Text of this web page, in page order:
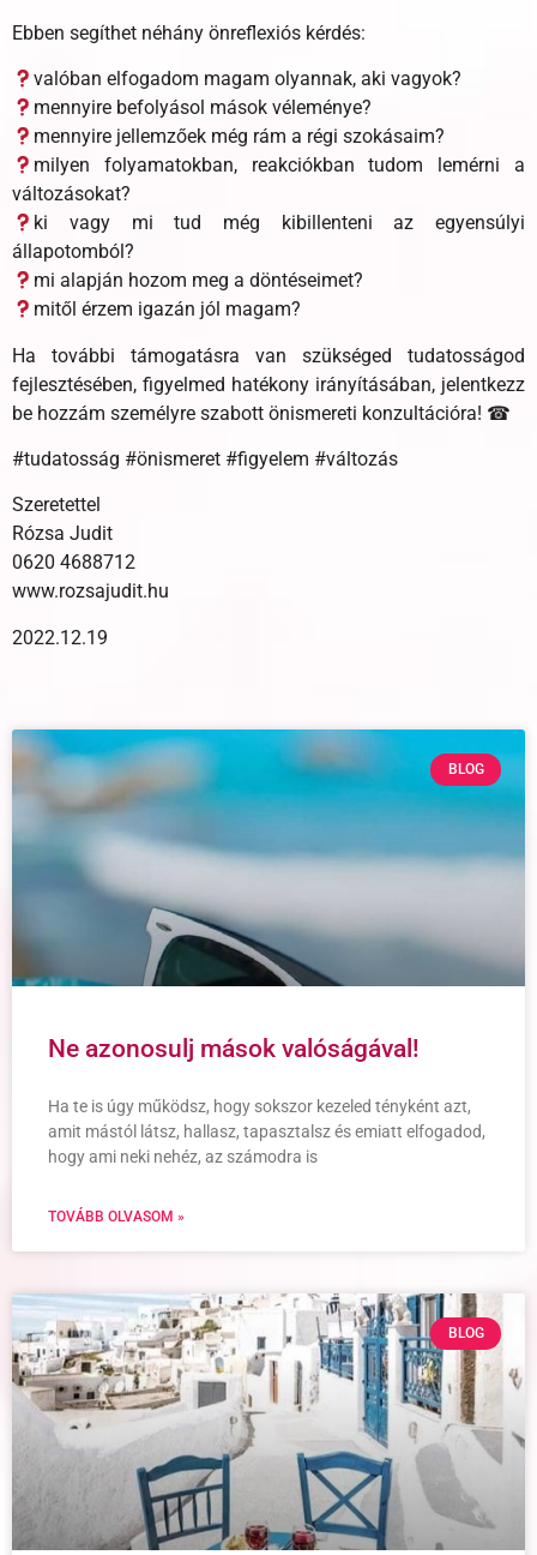
Ebben segíthet néhány önreflexiós kérdés:
valóban elfogadom magam olyannak, aki vagyok?
mennyire befolyásol mások véleménye?
mennyire jellemzőek még rám a régi szokásaim?
milyen folyamatokban, reakciókban tudom lemérni a
változásokat?
ki vagy mi tud még kibillenteni az egyensúlyi
állapotomból?
mi alapján hozom meg a döntéseimet?
mitől érzem igazán jól magam?
Ha további támogatásra van szükséged tudatosságod
fejlesztésében, figyelmed hatékony irányításában, jelentkezz
be hozzám személyre szabott önismereti konzultációra! ☎
#tudatosság #önismeret #figyelem #változás
Szeretettel
Rózsa Judit
0620 4688712
www.rozsajudit.hu
2022.12.19
BLOG
Ne azonosulj mások valóságával!
Ha te is úgy működsz, hogy sokszor kezeled tényként azt,
amit mástól látsz, hallasz, tapasztalsz és emiatt elfogadod,
hogy ami neki nehéz, az számodra is
TOVÁBB OLVASOM »
BLOG